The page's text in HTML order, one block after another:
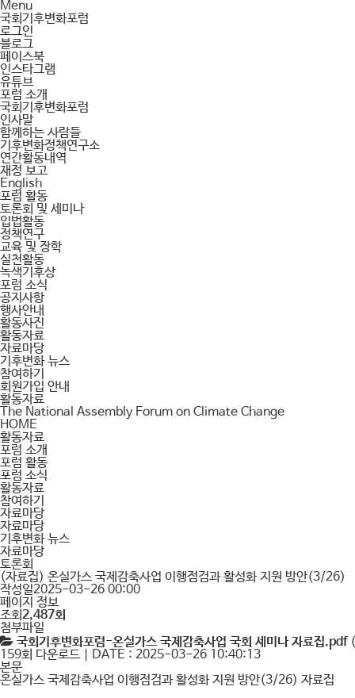
Menu
국회기후변화포럼
로그인
블로그
페이스북
인스타그램
유튜브
포럼 소개
국회기후변화포럼
인사말
함께하는 사람들
기후변화정책연구소
연간활동내역
재정 보고
English
포럼 활동
토론회 및 세미나
입법활동
정책연구
교육 및 장학
실천활동
녹색기후상
포럼 소식
공지사항
행사안내
활동사진
활동자료
자료마당
기후변화 뉴스
참여하기
회원가입 안내
활동자료
The National Assembly Forum on Climate Change
HOME
활동자료
포럼 소개
포럼 활동
포럼 소식
활동자료
참여하기
자료마당
자료마당
기후변화 뉴스
자료마당
토론회
(자료집) 온실가스 국제감축사업 이행점검과 활성화 지원 방안(3/26)
작성일2025-03-26 00:00
페이지 정보
조회2,487회
첨부파일
국회기후변화포럼-온실가스 국제감축사업 국회 세미나 자료집.pdf
159회 다운로드 | DATE : 2025-03-26 10:40:13
본문
온실가스 국제감축사업 이행점검과 활성화 지원 방안(3/26) 자료집